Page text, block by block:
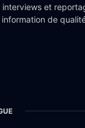
interviews et
information de